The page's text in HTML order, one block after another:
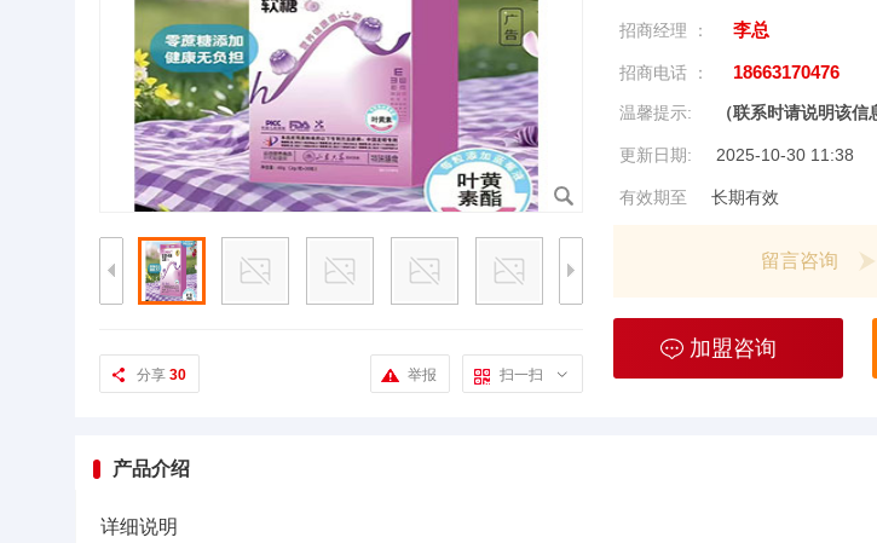
分享 30 扫一扫
举报
招商经理 ： 李总
招商电话 ： 18663170476
温馨提示: （联系时请说明该
更新日期: 2025-10-30 11:38
有效期至 长期有效
留言咨询
加盟咨询
产品介绍
详细说明